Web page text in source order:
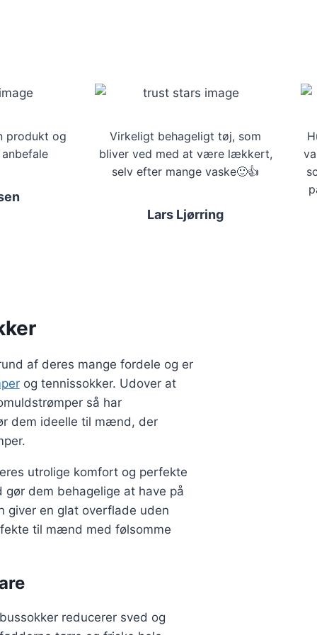
produkt og
Virkeligt behageligt tøj, som
bliver ved med at være lækkert,
selv efter mange vaske🙂👍
Lars Ljørring
af deres mange fordele og er
og tennissokker. Udover at
så har
dem ideelle til mænd, der
utrolige komfort og perfekte
dem behagelige at have på
giver en glat overflade uden
til mænd med følsomme
reducerer sved og